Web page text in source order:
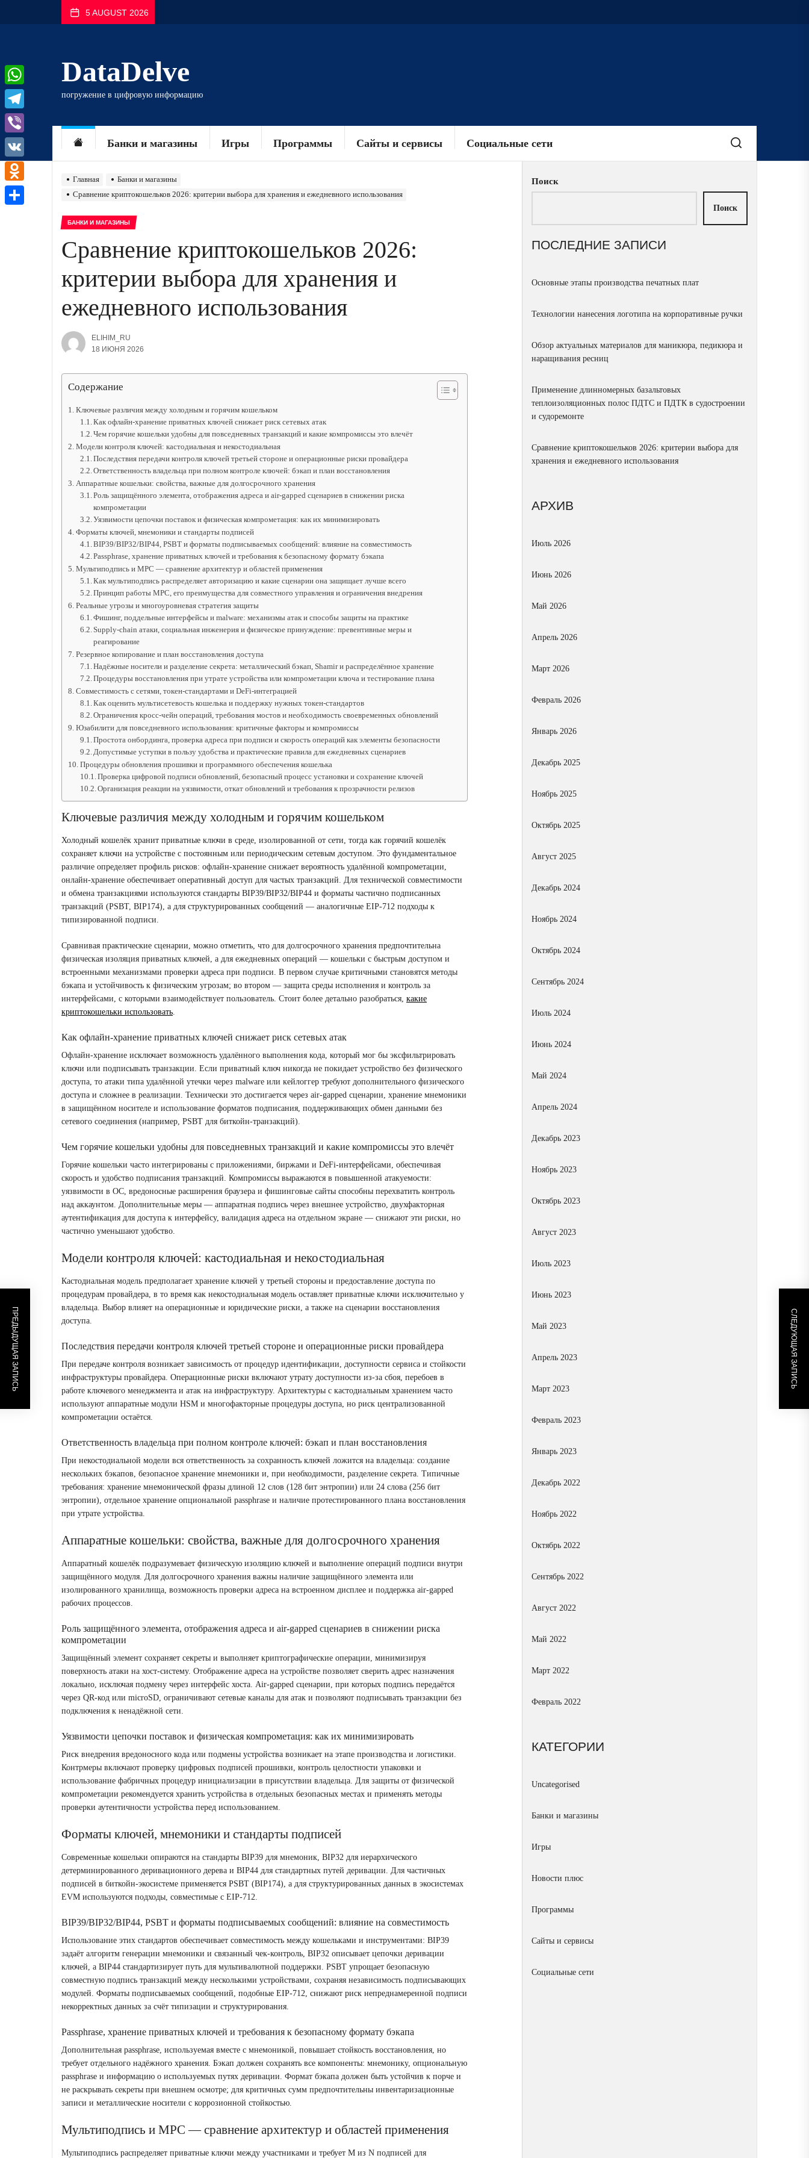
5 AUGUST 2026
DataDelve
погружение в цифровую информацию
Банки и магазины Игры Программы Сайты и сервисы Социальные сети
Главная
Банки и магазины
Сравнение криптокошельков 2026: критерии выбора для хранения и ежедневного использования
БАНКИ И МАГАЗИНЫ
Сравнение криптокошельков 2026:
критерии выбора для хранения и
ежедневного использования
ELIHIM_RU
18 ИЮНЯ 2026
Содержание
Ключевые различия между холодным и горячим кошельком
Как офлайн-хранение приватных ключей снижает риск сетевых атак
Чем горячие кошельки удобны для повседневных транзакций и какие компромиссы это влечёт
Модели контроля ключей: кастодиальная и некостодиальная
Последствия передачи контроля ключей третьей стороне и операционные риски провайдера
Ответственность владельца при полном контроле ключей: бэкап и план восстановления
Аппаратные кошельки: свойства, важные для долгосрочного хранения
Роль защищённого элемента, отображения адреса и air‑gapped сценариев в снижении риска
компрометации
Уязвимости цепочки поставок и физическая компрометация: как их минимизировать
Форматы ключей, мнемоники и стандарты подписей
BIP39/BIP32/BIP44, PSBT и форматы подписываемых сообщений: влияние на совместимость
Passphrase, хранение приватных ключей и требования к безопасному формату бэкапа
Мультиподпись и MPC — сравнение архитектур и областей применения
Как мультиподпись распределяет авторизацию и какие сценарии она защищает лучше всего
Принцип работы MPC, его преимущества для совместного управления и ограничения внедрения
Реальные угрозы и многоуровневая стратегия защиты
Фишинг, поддельные интерфейсы и malware: механизмы атак и способы защиты на практике
Supply‑chain атаки, социальная инженерия и физическое принуждение: превентивные меры и
реагирование
Резервное копирование и план восстановления доступа
Надёжные носители и разделение секрета: металлический бэкап, Shamir и распределённое хранение
Процедуры восстановления при утрате устройства или компрометации ключа и тестирование плана
Совместимость с сетями, токен‑стандартами и DeFi‑интеграцией
Как оценить мультисетевость кошелька и поддержку нужных токен‑стандартов
Ограничения кросс‑чейн операций, требования мостов и необходимость своевременных обновлений
Юзабилити для повседневного использования: критичные факторы и компромиссы
Простота онбординга, проверка адреса при подписи и скорость операций как элементы безопасности
Допустимые уступки в пользу удобства и практические правила для ежедневных сценариев
Процедуры обновления прошивки и программного обеспечения кошелька
Проверка цифровой подписи обновлений, безопасный процесс установки и сохранение ключей
Организация реакции на уязвимости, откат обновлений и требования к прозрачности релизов
Ключевые различия между холодным и горячим кошельком
Холодный кошелёк хранит приватные ключи в среде, изолированной от сети, тогда как горячий кошелёк
сохраняет ключи на устройстве с постоянным или периодическим сетевым доступом. Это фундаментальное
различие определяет профиль рисков: офлайн-хранение снижает вероятность удалённой компрометации,
онлайн‑хранение обеспечивает оперативный доступ для частых транзакций. Для технической совместимости
и обмена транзакциями используются стандарты BIP39/BIP32/BIP44 и форматы частично подписанных
транзакций (PSBT, BIP174), а для структурированных сообщений — аналогичные EIP‑712 подходы к
типизированной подписи.
Сравнивая практические сценарии, можно отметить, что для долгосрочного хранения предпочтительна
физическая изоляция приватных ключей, а для ежедневных операций — кошельки с быстрым доступом и
встроенными механизмами проверки адреса при подписи. В первом случае критичными становятся методы
бэкапа и устойчивость к физическим угрозам; во втором — защита среды исполнения и контроль за
интерфейсами, с которыми взаимодействует пользователь. Стоит более детально разобраться, какие
криптокошельки использовать.
Как офлайн-хранение приватных ключей снижает риск сетевых атак
Офлайн‑хранение исключает возможность удалённого выполнения кода, который мог бы эксфильтрировать
ключи или подписывать транзакции. Если приватный ключ никогда не покидает устройство без физического
доступа, то атаки типа удалённой утечки через malware или кейлоггер требуют дополнительного физического
доступа и сложнее в реализации. Технически это достигается через air‑gapped сценарии, хранение мнемоники
в защищённом носителе и использование форматов подписания, поддерживающих обмен данными без
сетевого соединения (например, PSBT для биткойн‑транзакций).
Чем горячие кошельки удобны для повседневных транзакций и какие компромиссы это влечёт
Горячие кошельки часто интегрированы с приложениями, биржами и DeFi-интерфейсами, обеспечивая
скорость и удобство подписания транзакций. Компромиссы выражаются в повышенной атакуемости:
уязвимости в ОС, вредоносные расширения браузера и фишинговые сайты способны перехватить контроль
над аккаунтом. Дополнительные меры — аппаратная подпись через внешнее устройство, двухфакторная
аутентификация для доступа к интерфейсу, валидация адреса на отдельном экране — снижают эти риски, но
частично уменьшают удобство.
Модели контроля ключей: кастодиальная и некостодиальная
Кастодиальная модель предполагает хранение ключей у третьей стороны и предоставление доступа по
процедурам провайдера, в то время как некостодиальная модель оставляет приватные ключи исключительно у
владельца. Выбор влияет на операционные и юридические риски, а также на сценарии восстановления
доступа.
Последствия передачи контроля ключей третьей стороне и операционные риски провайдера
При передаче контроля возникает зависимость от процедур идентификации, доступности сервиса и стойкости
инфраструктуры провайдера. Операционные риски включают утрату доступности из‑за сбоя, перебоев в
работе ключевого менеджмента и атак на инфраструктуру. Архитектуры с кастодиальным хранением часто
используют аппаратные модули HSM и многофакторные процедуры доступа, но риск централизованной
компрометации остаётся.
Ответственность владельца при полном контроле ключей: бэкап и план восстановления
При некостодиальной модели вся ответственность за сохранность ключей ложится на владельца: создание
нескольких бэкапов, безопасное хранение мнемоники и, при необходимости, разделение секрета. Типичные
требования: хранение мнемонической фразы длиной 12 слов (128 бит энтропии) или 24 слова (256 бит
энтропии), отдельное хранение опциональной passphrase и наличие протестированного плана восстановления
при утрате устройства.
Аппаратные кошельки: свойства, важные для долгосрочного хранения
Аппаратный кошелёк подразумевает физическую изоляцию ключей и выполнение операций подписи внутри
защищённого модуля. Для долгосрочного хранения важны наличие защищённого элемента или
изолированного хранилища, возможность проверки адреса на встроенном дисплее и поддержка air‑gapped
рабочих процессов.
Роль защищённого элемента, отображения адреса и air‑gapped сценариев в снижении риска
компрометации
Защищённый элемент сохраняет секреты и выполняет криптографические операции, минимизируя
поверхность атаки на хост‑систему. Отображение адреса на устройстве позволяет сверить адрес назначения
локально, исключая подмену через интерфейс хоста. Air‑gapped сценарии, при которых подпись передаётся
через QR‑код или microSD, ограничивают сетевые каналы для атак и позволяют подписывать транзакции без
подключения к ненадёжной сети.
Уязвимости цепочки поставок и физическая компрометация: как их минимизировать
Риск внедрения вредоносного кода или подмены устройства возникает на этапе производства и логистики.
Контрмеры включают проверку цифровых подписей прошивки, контроль целостности упаковки и
использование фабричных процедур инициализации в присутствии владельца. Для защиты от физической
компрометации рекомендуется хранить устройства в отдельных безопасных местах и применять методы
проверки аутентичности устройства перед использованием.
Форматы ключей, мнемоники и стандарты подписей
Современные кошельки опираются на стандарты BIP39 для мнемоник, BIP32 для иерархического
детерминированного деривационного дерева и BIP44 для стандартных путей деривации. Для частичных
подписей в биткойн‑экосистеме применяется PSBT (BIP174), а для структурированных данных в экосистемах
EVM используются подходы, совместимые с EIP‑712.
BIP39/BIP32/BIP44, PSBT и форматы подписываемых сообщений: влияние на совместимость
Использование этих стандартов обеспечивает совместимость между кошельками и инструментами: BIP39
задаёт алгоритм генерации мнемоники и связанный чек‑контроль, BIP32 описывает цепочки деривации
ключей, а BIP44 стандартизирует путь для мультивалютной поддержки. PSBT упрощает безопасную
совместную подпись транзакций между несколькими устройствами, сохраняя независимость подписывающих
модулей. Форматы подписываемых сообщений, подобные EIP‑712, снижают риск непреднамеренной подписи
некорректных данных за счёт типизации и структурирования.
Passphrase, хранение приватных ключей и требования к безопасному формату бэкапа
Дополнительная passphrase, используемая вместе с мнемоникой, повышает стойкость восстановления, но
требует отдельного надёжного хранения. Бэкап должен сохранять все компоненты: мнемонику, опциональную
passphrase и информацию о используемых путях деривации. Формат бэкапа должен быть устойчив к порче и
не раскрывать секреты при внешнем осмотре; для критичных сумм предпочтительны инвентаризационные
записи и металлические носители с коррозионной стойкостью.
Мультиподпись и MPC — сравнение архитектур и областей применения
Мультиподпись распределяет приватные ключи между участниками и требует M из N подписей для
ПРЕДЫДУЩАЯ ЗАПИСЬ СЛЕДУЮЩАЯ ЗАПИСЬ
Поиск
Поиск
ПОСЛЕДНИЕ ЗАПИСИ
Основные этапы производства печатных плат
Технологии нанесения логотипа на корпоративные ручки
Обзор актуальных материалов для маникюра, педикюра и
наращивания ресниц
Применение длинномерных базальтовых
теплоизоляционных полос ПДТС и ПДТК в судостроении
и судоремонте
Сравнение криптокошельков 2026: критерии выбора для
хранения и ежедневного использования
АРХИВ
Июль 2026
Июнь 2026
Май 2026
Апрель 2026
Март 2026
Февраль 2026
Январь 2026
Декабрь 2025
Ноябрь 2025
Октябрь 2025
Август 2025
Декабрь 2024
Ноябрь 2024
Октябрь 2024
Сентябрь 2024
Июль 2024
Июнь 2024
Май 2024
Апрель 2024
Декабрь 2023
Ноябрь 2023
Октябрь 2023
Август 2023
Июль 2023
Июнь 2023
Май 2023
Апрель 2023
Март 2023
Февраль 2023
Январь 2023
Декабрь 2022
Ноябрь 2022
Октябрь 2022
Сентябрь 2022
Август 2022
Май 2022
Март 2022
Февраль 2022
КАТЕГОРИИ
Uncategorised
Банки и магазины
Игры
Новости плюс
Программы
Сайты и сервисы
Социальные сети
WhatsApp
Telegram
Viber
VK
Odnoklassniki